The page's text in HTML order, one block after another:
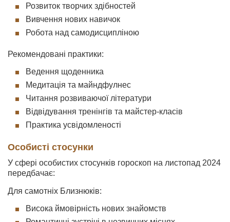
Розвиток творчих здібностей
Вивчення нових навичок
Робота над самодисципліною
Рекомендовані практики:
Ведення щоденника
Медитація та майндфулнес
Читання розвиваючої літератури
Відвідування тренінгів та майстер-класів
Практика усвідомленості
Особисті стосунки
У сфері особистих стосунків гороскоп на листопад 2024
передбачає:
Для самотніх Близнюків:
Висока ймовірність нових знайомств